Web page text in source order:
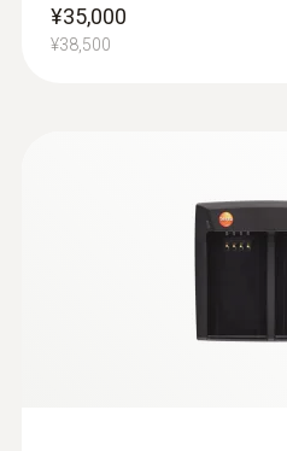
暖房設備
床下暖房システム
配管漏れの特定
¥35,000
¥38,500